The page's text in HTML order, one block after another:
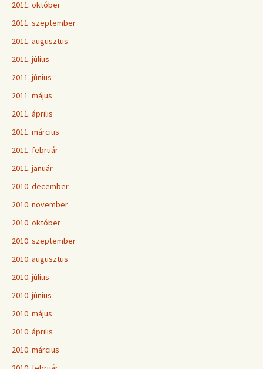
2011. október
2011. szeptember
2011. augusztus
2011. július
2011. június
2011. május
2011. április
2011. március
2011. február
2011. január
2010. december
2010. november
2010. október
2010. szeptember
2010. augusztus
2010. július
2010. június
2010. május
2010. április
2010. március